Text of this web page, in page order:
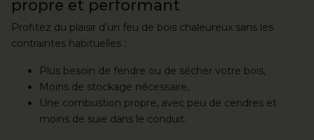
propre et performant
Profitez du plaisir d’un feu de bois chaleureux sans les
contraintes habituelles :
Plus besoin de fendre ou de sécher votre bois,
​Moins de stockage nécessaire,
​Une combustion propre, avec peu de cendres et
moins de suie dans le conduit.